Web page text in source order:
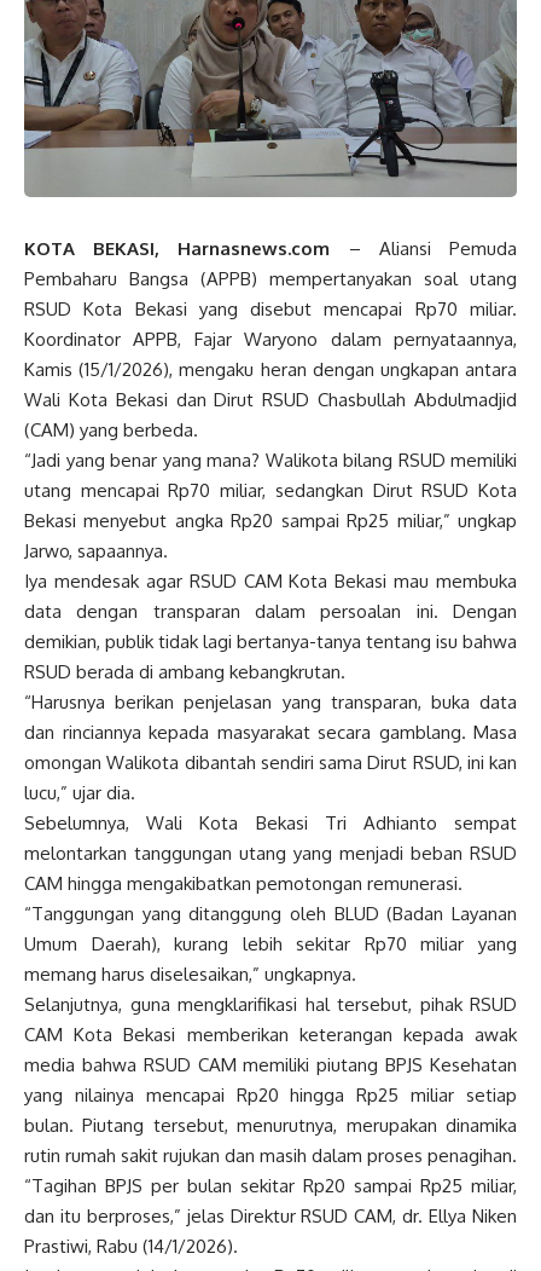
KOTA BEKASI, Harnasnews.com – Aliansi Pemuda
Pembaharu Bangsa (APPB) mempertanyakan soal utang
RSUD Kota Bekasi yang disebut mencapai Rp70 miliar.
Koordinator APPB, Fajar Waryono dalam pernyataannya,
Kamis (15/1/2026), mengaku heran dengan ungkapan antara
Wali Kota Bekasi dan Dirut RSUD Chasbullah Abdulmadjid
(CAM) yang berbeda.
“Jadi yang benar yang mana? Walikota bilang RSUD memiliki
utang mencapai Rp70 miliar, sedangkan Dirut RSUD Kota
Bekasi menyebut angka Rp20 sampai Rp25 miliar,” ungkap
Jarwo, sapaannya.
Iya mendesak agar RSUD CAM Kota Bekasi mau membuka
data dengan transparan dalam persoalan ini. Dengan
demikian, publik tidak lagi bertanya-tanya tentang isu bahwa
RSUD berada di ambang kebangkrutan.
“Harusnya berikan penjelasan yang transparan, buka data
dan rinciannya kepada masyarakat secara gamblang. Masa
omongan Walikota dibantah sendiri sama Dirut RSUD, ini kan
lucu,” ujar dia.
Sebelumnya, Wali Kota Bekasi Tri Adhianto sempat
melontarkan tanggungan utang yang menjadi beban RSUD
CAM hingga mengakibatkan pemotongan remunerasi.
“Tanggungan yang ditanggung oleh BLUD (Badan Layanan
Umum Daerah), kurang lebih sekitar Rp70 miliar yang
memang harus diselesaikan,” ungkapnya.
Selanjutnya, guna mengklarifikasi hal tersebut, pihak RSUD
CAM Kota Bekasi memberikan keterangan kepada awak
media bahwa RSUD CAM memiliki piutang BPJS Kesehatan
yang nilainya mencapai Rp20 hingga Rp25 miliar setiap
bulan. Piutang tersebut, menurutnya, merupakan dinamika
rutin rumah sakit rujukan dan masih dalam proses penagihan.
“Tagihan BPJS per bulan sekitar Rp20 sampai Rp25 miliar,
dan itu berproses,” jelas Direktur RSUD CAM, dr. Ellya Niken
Prastiwi, Rabu (14/1/2026).